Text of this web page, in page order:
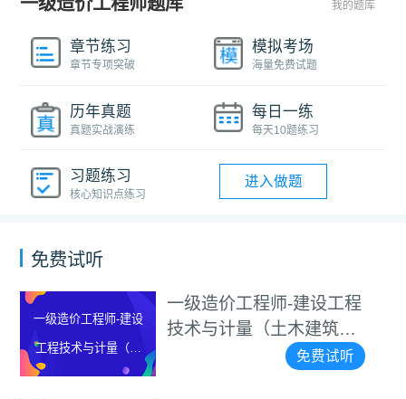
我的题库
章节练习
章节专项突破
模拟考场
海量免费试题
历年真题
真题实战演练
每日一练
每天10题练习
习题练习
核心知识点练习
进入做题
免费试听
一级造价工程师-建设
工程技术与计量（土
木建筑工程）试听视
一级造价工程师-建设工程
技术与计量（土木建筑工
免费试听